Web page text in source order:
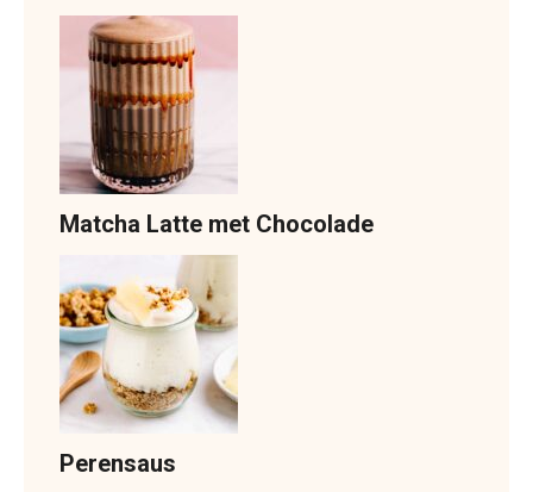
Matcha Latte met Chocolade
Perensaus